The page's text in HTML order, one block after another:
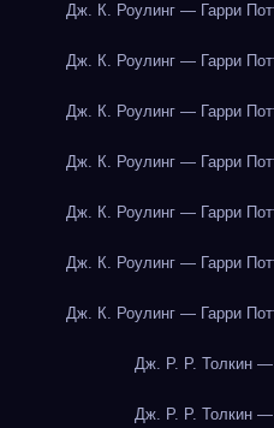
Дж. К. Роулинг — Гарри
Дж. К. Роулинг — Гарри
Дж. К. Роулинг — Гарри
Дж. К. Роулинг — Гарри
Дж. К. Роулинг — Гарри
Дж. К. Роулинг — Гарри
Дж. К. Роулинг — Гарри
Дж. Р. Р. Толкин —
Дж. Р. Р. Толкин —